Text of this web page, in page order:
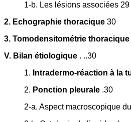
1-b. Les lésions associées 29
2. Echographie thoracique 30
3. Tomodensitométrie thoracique
V. Bilan étiologique . ..30
1. Intradermo-réaction à la
2. Ponction pleurale .30
2-a. Aspect macroscopique